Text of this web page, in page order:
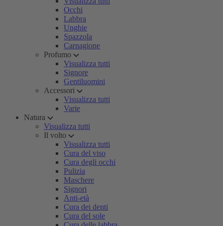
Occhi
Labbra
Unghie
Spazzola
Carnagione
Profumo
Visualizza tutti
Signore
Gentiluomini
Accessori
Visualizza tutti
Varie
Natura
Visualizza tutti
Il volto
Visualizza tutti
Cura del viso
Cura degli occhi
Pulizia
Maschere
Signori
Anti-età
Cura dei denti
Cura del sole